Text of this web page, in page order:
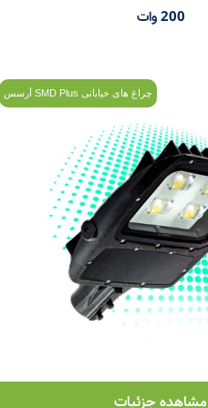
200 وات
چراغ های خیابانی SMD Plus آرسس
مشاهده جزئیات